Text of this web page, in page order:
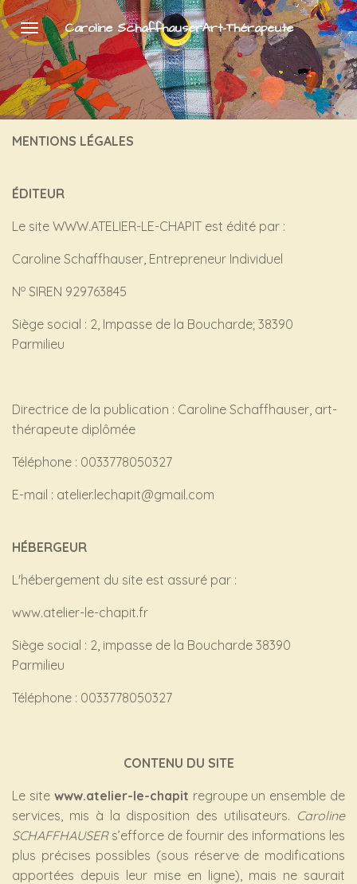
Passer
au
contenu
principal
Caroline SchaffhauserArt-Thérapeute
MENTIONS LÉGALES
ÉDITEUR
Le site WWW.ATELIER-LE-CHAPIT est édité par :
Caroline Schaffhauser, Entrepreneur Individuel
No SIREN 929763845
Siège social : 2, Impasse de la Boucharde; 38390
Parmilieu
Directrice de la publication : Caroline Schaffhauser, art-
thérapeute diplômée
Téléphone : 0033778050327
E-mail : atelier.lechapit@gmail.com
HÉBERGEUR
L'hébergement du site est assuré par :
www.atelier-le-chapit.fr
Siège social : 2, impasse de la Boucharde 38390
Parmilieu
Téléphone : 0033778050327
CONTENU DU SITE
Le site www.atelier-le-chapit regroupe un ensemble de
services, mis à la disposition des utilisateurs. Caroline
SCHAFFHAUSERs’efforce de fournir des informations les
plus précises possibles (sous réserve de modifications
apportées depuis leur mise en ligne), mais ne saurait